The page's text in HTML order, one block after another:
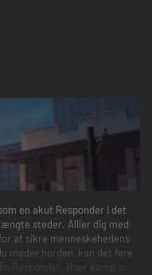
en akut Responder i det
steder. Allier dig med
at sikre menneskehedens
møder horden, kan det føre
Responder. Hver kamp er